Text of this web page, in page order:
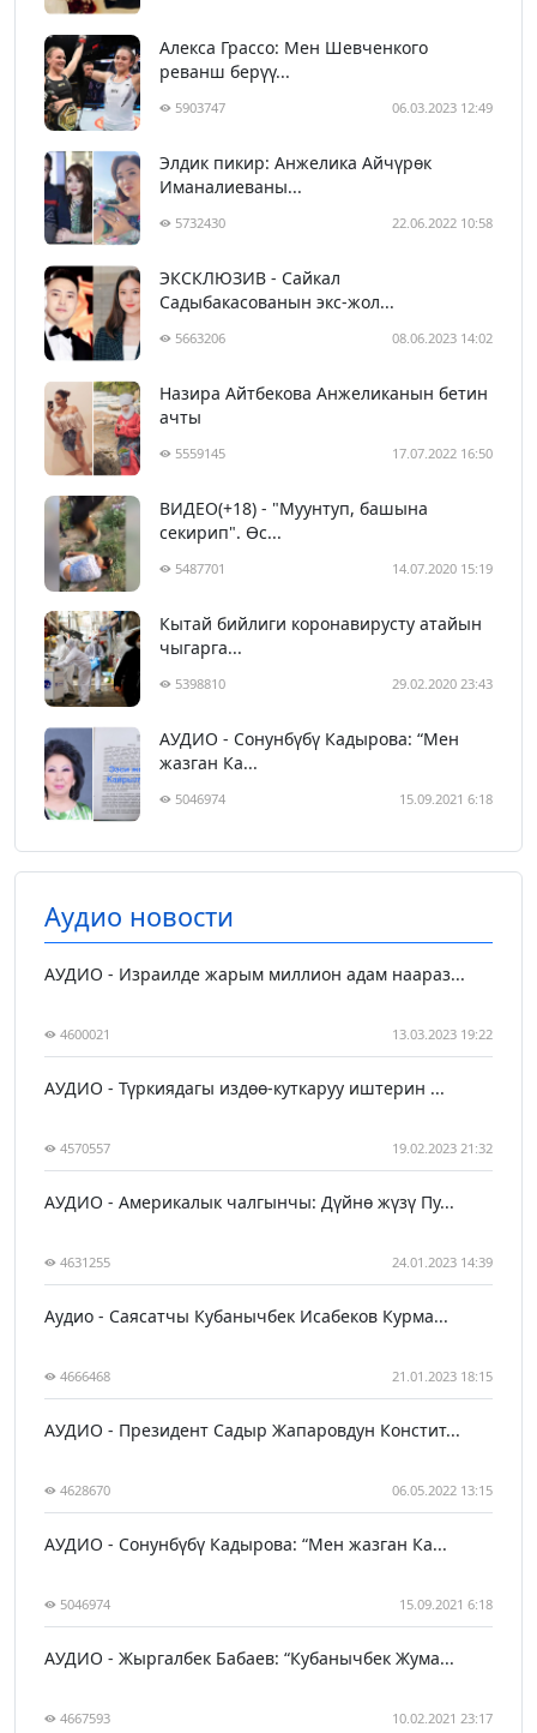
Алекса Грассо: Мен Шевченкого
реванш берүү...
5903747 06.03.2023 12:49
Элдик пикир: Анжелика Айчүрөк
Иманалиеваны...
5732430 22.06.2022 10:58
ЭКСКЛЮЗИВ - Сайкал
Садыбакасованын экс-жол...
5663206 08.06.2023 14:02
Назира Айтбекова Анжеликанын бетин
ачты
5559145 17.07.2022 16:50
ВИДЕО(+18) - "Муунтуп, башына
секирип". Өс...
5487701 14.07.2020 15:19
Кытай бийлиги коронавирусту атайын
чыгарга...
5398810 29.02.2020 23:43
АУДИО - Сонунбүбү Кадырова: “Мен
жазган Ка...
5046974 15.09.2021 6:18
Аудио новости
АУДИО - Израилде жарым миллион адам наараз...
4600021 13.03.2023 19:22
АУДИО - Түркиядагы издөө-куткаруу иштерин ...
4570557 19.02.2023 21:32
АУДИО - Америкалык чалгынчы: Дүйнө жүзү Пу...
4631255 24.01.2023 14:39
Аудио - Саясатчы Кубанычбек Исабеков Курма...
4666468 21.01.2023 18:15
АУДИО - Президент Садыр Жапаровдун Констит...
4628670 06.05.2022 13:15
АУДИО - Сонунбүбү Кадырова: “Мен жазган Ка...
5046974 15.09.2021 6:18
АУДИО - Жыргалбек Бабаев: “Кубанычбек Жума...
4667593 10.02.2021 23:17